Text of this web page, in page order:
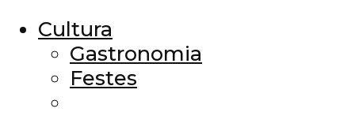
Cultura
Gastronomia
Festes